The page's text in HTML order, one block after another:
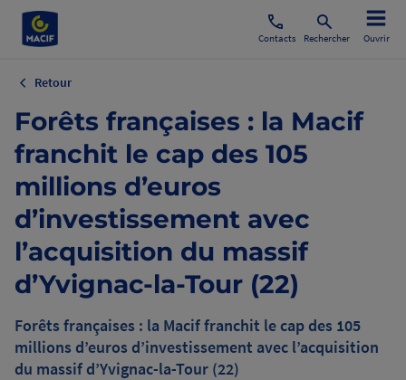
Contacts Rechercher Ouvrir
Retour
Forêts françaises : la Macif
franchit le cap des 105
millions d’euros
d’investissement avec
l’acquisition du massif
d’Yvignac-la-Tour (22)
Forêts françaises : la Macif franchit le cap des 105
millions d’euros d’investissement avec l’acquisition
du massif d’Yvignac-la-Tour (22)